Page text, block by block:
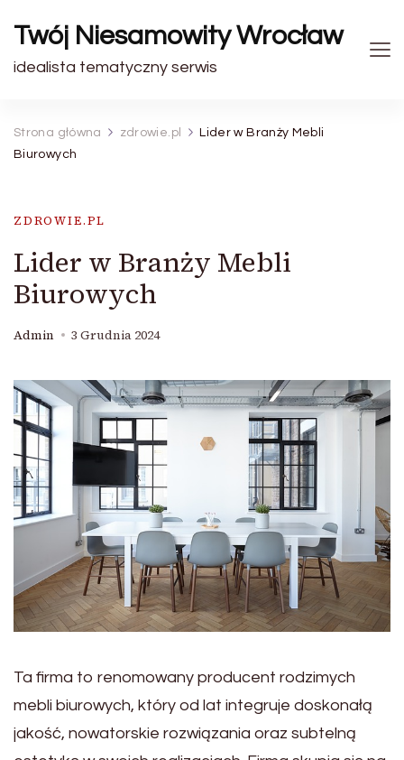
Twój Niesamowity Wrocław
idealista tematyczny serwis
Strona główna zdrowie.pl
Lider w Branży Mebli
Biurowych
ZDROWIE.PL
Lider w Branży Mebli
Biurowych
Admin 3 Grudnia 2024
Ta firma to renomowany producent rodzimych
mebli biurowych, który od lat integruje doskonałą
jakość, nowatorskie rozwiązania oraz subtelną